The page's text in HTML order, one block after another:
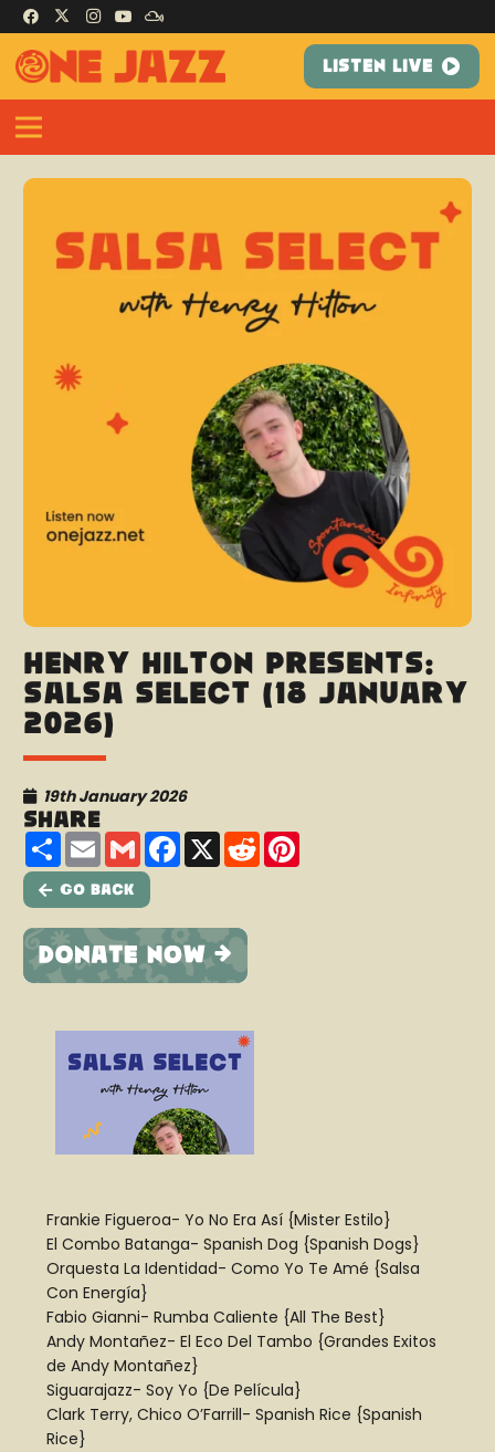
LISTEN LIVE
Henry Hilton presents:
Salsa Select (18 January
2026)
19th January 2026
Share
ShareEmailGmailFacebook
X Reddit
Go Back
Frankie Figueroa- Yo No Era Así {Mister Estilo}
El Combo Batanga- Spanish Dog {Spanish Dogs}
Orquesta La Identidad- Como Yo Te Amé {Salsa
Con Energía}
Fabio Gianni- Rumba Caliente {All The Best}
Andy Montañez- El Eco Del Tambo {Grandes Exitos
de Andy Montañez}
Siguarajazz- Soy Yo {De Película}
Clark Terry, Chico O’Farrill- Spanish Rice {Spanish
Rice}